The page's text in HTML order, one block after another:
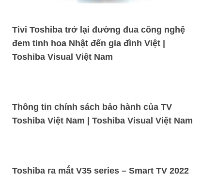
Tivi Toshiba trở lại đường đua công nghệ
đem tinh hoa Nhật đến gia đình Việt |
Toshiba Visual Việt Nam
Thông tin chính sách bảo hành của TV
Toshiba Việt Nam | Toshiba Visual Việt Nam
Toshiba ra mắt V35 series – Smart TV 2022